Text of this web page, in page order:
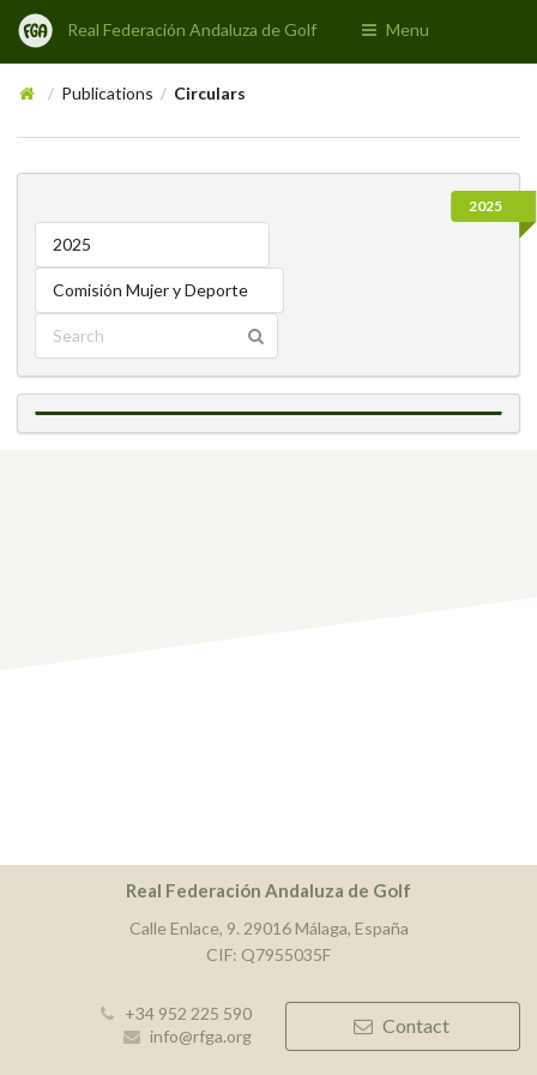
Real Federación Andaluza de Golf Menu
/ Publications / Circulars
2025
2025
Comisión Mujer y Deporte
Real Federación Andaluza de Golf
Calle Enlace, 9. 29016 Málaga, España
CIF: Q7955035F
+34 952 225 590
info@rfga.org
Contact